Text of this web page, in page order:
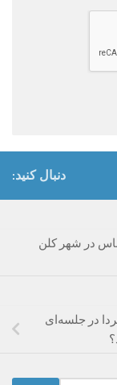
دنبال کنید:
در شهر کلن
در جلسه‌ای